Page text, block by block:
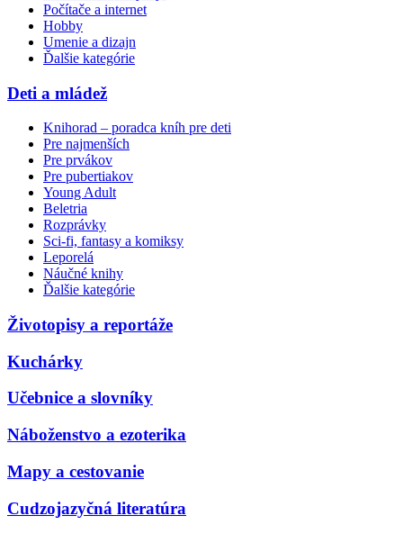
Počítače a internet
Hobby
Umenie a dizajn
Ďalšie kategórie
Deti a mládež
Knihorad – poradca kníh pre deti
Pre najmenších
Pre prvákov
Pre pubertiakov
Young Adult
Beletria
Rozprávky
Sci-fi, fantasy a komiksy
Leporelá
Náučné knihy
Ďalšie kategórie
Životopisy a reportáže
Kuchárky
Učebnice a slovníky
Náboženstvo a ezoterika
Mapy a cestovanie
Cudzojazyčná literatúra